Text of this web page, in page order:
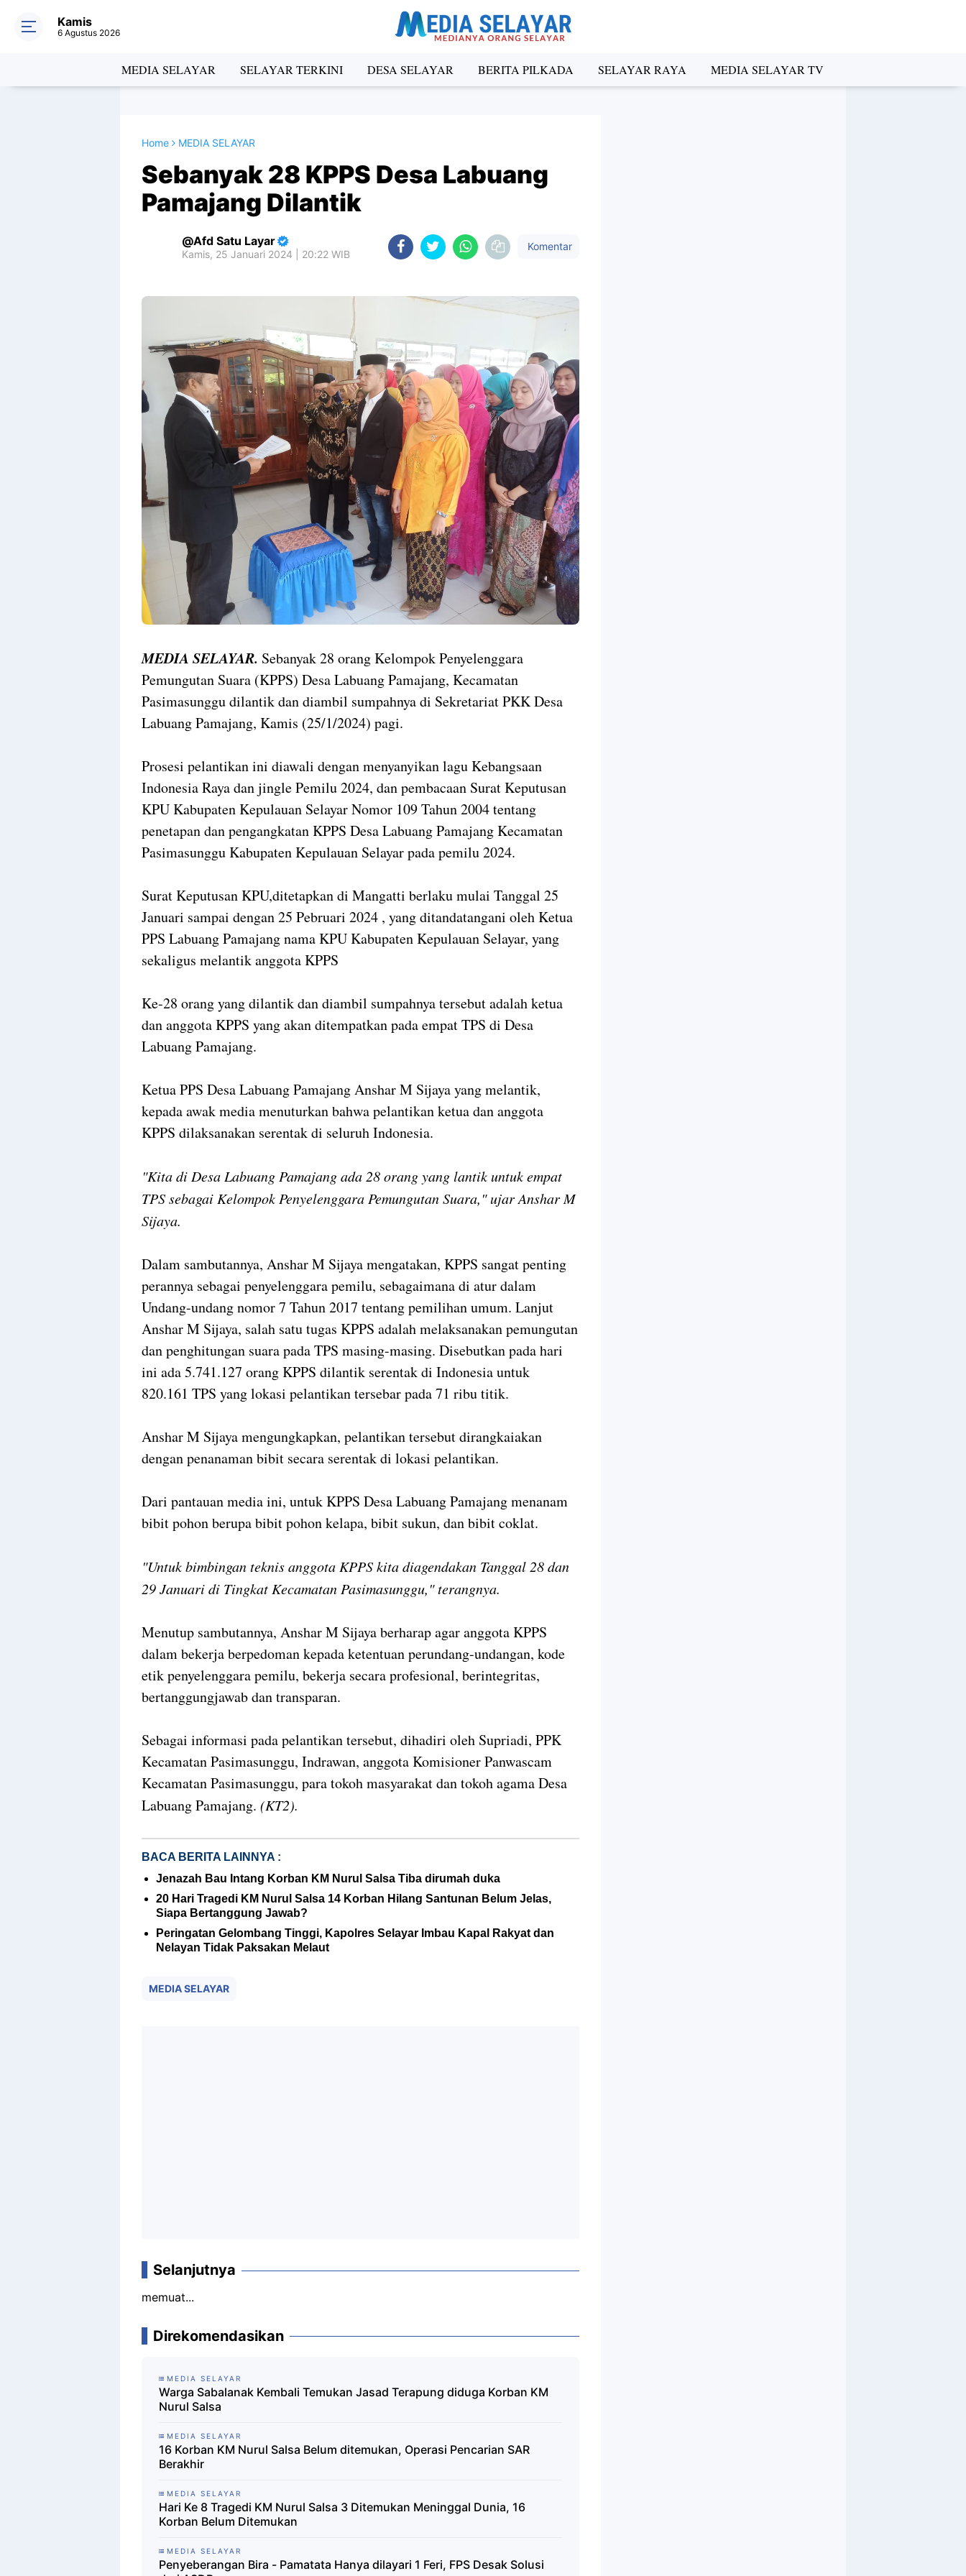
Kamis
6 Agustus 2026
MEDIA SELAYAR SELAYAR TERKINI DESA SELAYAR BERITA PILKADA SELAYAR RAYA MEDIA SELAYAR TV
Home MEDIA SELAYAR
Sebanyak 28 KPPS Desa Labuang
Pamajang Dilantik
Afd Satu Layar
Kamis, 25 Januari 2024 | 20:22 WIB
Komentar
MEDIA SELAYAR. Sebanyak 28 orang Kelompok Penyelenggara
Pemungutan Suara (KPPS) Desa Labuang Pamajang, Kecamatan
Pasimasunggu dilantik dan diambil sumpahnya di Sekretariat PKK Desa
Labuang Pamajang, Kamis (25/1/2024) pagi.
Prosesi pelantikan ini diawali dengan menyanyikan lagu Kebangsaan
Indonesia Raya dan jingle Pemilu 2024, dan pembacaan Surat Keputusan
KPU Kabupaten Kepulauan Selayar Nomor 109 Tahun 2004 tentang
penetapan dan pengangkatan KPPS Desa Labuang Pamajang Kecamatan
Pasimasunggu Kabupaten Kepulauan Selayar pada pemilu 2024.
Surat Keputusan KPU,ditetapkan di Mangatti berlaku mulai Tanggal 25
Januari sampai dengan 25 Pebruari 2024 , yang ditandatangani oleh Ketua
PPS Labuang Pamajang nama KPU Kabupaten Kepulauan Selayar, yang
sekaligus melantik anggota KPPS
Ke-28 orang yang dilantik dan diambil sumpahnya tersebut adalah ketua
dan anggota KPPS yang akan ditempatkan pada empat TPS di Desa
Labuang Pamajang.
Ketua PPS Desa Labuang Pamajang Anshar M Sijaya yang melantik,
kepada awak media menuturkan bahwa pelantikan ketua dan anggota
KPPS dilaksanakan serentak di seluruh Indonesia.
"Kita di Desa Labuang Pamajang ada 28 orang yang lantik untuk empat
TPS sebagai Kelompok Penyelenggara Pemungutan Suara," ujar Anshar M
Sijaya.
Dalam sambutannya, Anshar M Sijaya mengatakan, KPPS sangat penting
perannya sebagai penyelenggara pemilu, sebagaimana di atur dalam
Undang-undang nomor 7 Tahun 2017 tentang pemilihan umum. Lanjut
Anshar M Sijaya, salah satu tugas KPPS adalah melaksanakan pemungutan
dan penghitungan suara pada TPS masing-masing. Disebutkan pada hari
ini ada 5.741.127 orang KPPS dilantik serentak di Indonesia untuk
820.161 TPS yang lokasi pelantikan tersebar pada 71 ribu titik.
Anshar M Sijaya mengungkapkan, pelantikan tersebut dirangkaiakan
dengan penanaman bibit secara serentak di lokasi pelantikan.
Dari pantauan media ini, untuk KPPS Desa Labuang Pamajang menanam
bibit pohon berupa bibit pohon kelapa, bibit sukun, dan bibit coklat.
"Untuk bimbingan teknis anggota KPPS kita diagendakan Tanggal 28 dan
29 Januari di Tingkat Kecamatan Pasimasunggu," terangnya.
Menutup sambutannya, Anshar M Sijaya berharap agar anggota KPPS
dalam bekerja berpedoman kepada ketentuan perundang-undangan, kode
etik penyelenggara pemilu, bekerja secara profesional, berintegritas,
bertanggungjawab dan transparan.
Sebagai informasi pada pelantikan tersebut, dihadiri oleh Supriadi, PPK
Kecamatan Pasimasunggu, Indrawan, anggota Komisioner Panwascam
Kecamatan Pasimasunggu, para tokoh masyarakat dan tokoh agama Desa
Labuang Pamajang. (KT2).
BACA BERITA LAINNYA :
Jenazah Bau Intang Korban KM Nurul Salsa Tiba dirumah duka
20 Hari Tragedi KM Nurul Salsa 14 Korban Hilang Santunan Belum Jelas,
Siapa Bertanggung Jawab?
Peringatan Gelombang Tinggi, Kapolres Selayar Imbau Kapal Rakyat dan
Nelayan Tidak Paksakan Melaut
MEDIA SELAYAR
Selanjutnya
memuat...
Direkomendasikan
MEDIA SELAYAR
Warga Sabalanak Kembali Temukan Jasad Terapung diduga Korban KM
Nurul Salsa
MEDIA SELAYAR
16 Korban KM Nurul Salsa Belum ditemukan, Operasi Pencarian SAR
Berakhir
MEDIA SELAYAR
Hari Ke 8 Tragedi KM Nurul Salsa 3 Ditemukan Meninggal Dunia, 16
Korban Belum Ditemukan
MEDIA SELAYAR
Penyeberangan Bira - Pamatata Hanya dilayari 1 Feri, FPS Desak Solusi